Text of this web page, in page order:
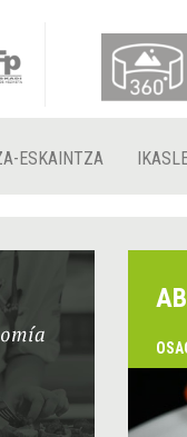
ESKAINTZA